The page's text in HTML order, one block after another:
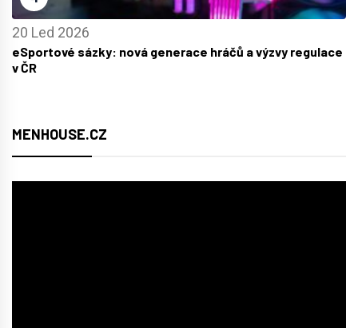
20 Led 2026
eSportové sázky: nová generace hráčů a výzvy regulace
v ČR
MENHOUSE.CZ